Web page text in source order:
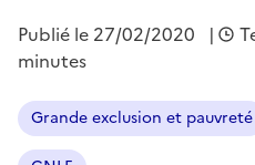
Publié le 27/02/2020 |
minutes
Grande exclusion et pauvreté